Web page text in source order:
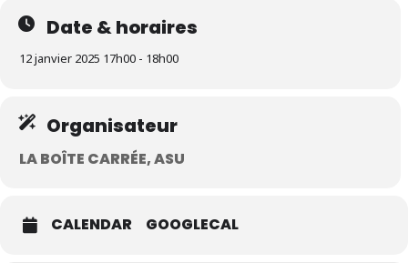
Date & horaires
12 janvier 2025 17h00 - 18h00
Organisateur
LA BOÎTE CARRÉE, ASU
CALENDAR GOOGLECAL